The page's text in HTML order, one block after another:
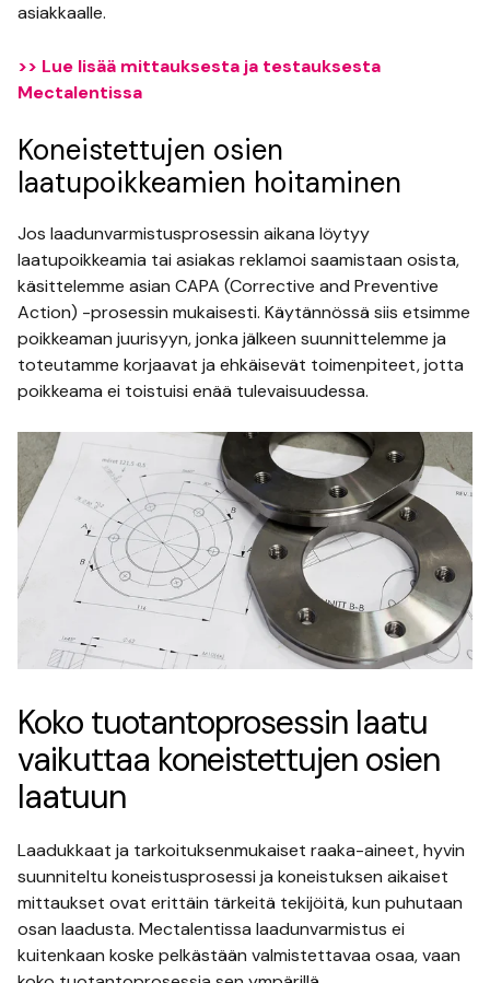
asiakkaalle.
>> Lue lisää mittauksesta ja testauksesta
Mectalentissa
Koneistettujen osien
laatupoikkeamien hoitaminen
Jos laadunvarmistusprosessin aikana löytyy
laatupoikkeamia tai asiakas reklamoi saamistaan osista,
käsittelemme asian CAPA (Corrective and Preventive
Action) -prosessin mukaisesti. Käytännössä siis etsimme
poikkeaman juurisyyn, jonka jälkeen suunnittelemme ja
toteutamme korjaavat ja ehkäisevät toimenpiteet, jotta
poikkeama ei toistuisi enää tulevaisuudessa.
Koko tuotantoprosessin laatu
vaikuttaa koneistettujen osien
laatuun
Laadukkaat ja tarkoituksenmukaiset raaka-aineet, hyvin
suunniteltu koneistusprosessi ja koneistuksen aikaiset
mittaukset ovat erittäin tärkeitä tekijöitä, kun puhutaan
osan laadusta. Mectalentissa laadunvarmistus ei
kuitenkaan koske pelkästään valmistettavaa osaa, vaan